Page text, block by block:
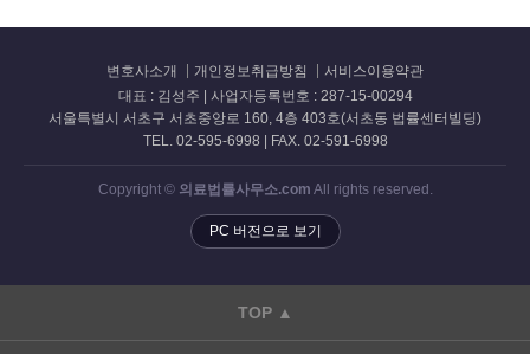
변호사소개 개인정보취급방침
서비스이용약관
대표 : 김성주 | 사업자등록번호 : 287-15-00294
서울특별시 서초구 서초중앙로 160, 4층 403호(서초동 법률센터빌딩)
TEL. 02-595-6998 | FAX. 02-591-6998
Copyright © 의료법률사무소.com All rights reserved.
PC 버전으로 보기
TOP ▲